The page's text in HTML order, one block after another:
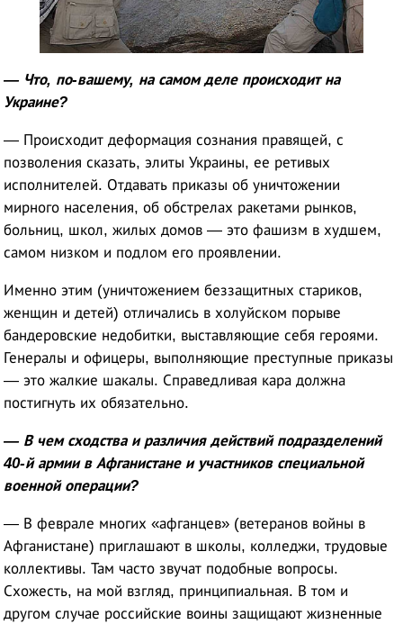
— Что, по-вашему, на самом деле происходит на
Украине?
— Происходит деформация сознания правящей, с
позволения сказать, элиты Украины, ее ретивых
исполнителей. Отдавать приказы об уничтожении
мирного населения, об обстрелах ракетами рынков,
больниц, школ, жилых домов — это фашизм в худшем,
самом низком и подлом его проявлении.
Именно этим (уничтожением беззащитных стариков,
женщин и детей) отличались в холуйском порыве
бандеровские недобитки, выставляющие себя героями.
Генералы и офицеры, выполняющие преступные приказы
— это жалкие шакалы. Справедливая кара должна
постигнуть их обязательно.
— В чем сходства и различия действий подразделений
40-й армии в Афганистане и участников специальной
военной операции?
— В феврале многих «афганцев» (ветеранов войны в
Афганистане) приглашают в школы, колледжи, трудовые
коллективы. Там часто звучат подобные вопросы.
Схожесть, на мой взгляд, принципиальная. В том и
другом случае российские воины защищают жизненные